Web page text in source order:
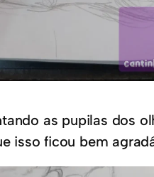
as pupilas dos
isso ficou bem